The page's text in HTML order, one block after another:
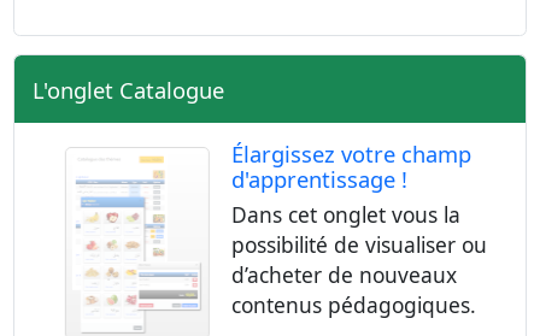
L'onglet Catalogue
Élargissez votre champ
d'apprentissage !
Dans cet onglet vous la
possibilité de visualiser ou
d’acheter de nouveaux
contenus pédagogiques.